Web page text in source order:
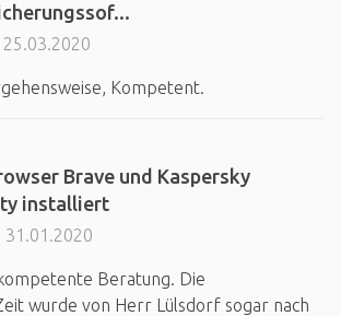
Kompetent.
Brave und Kaspersky
installiert
31.01.2020
Beratung. Die
wurde von Herr Lülsdorf sogar nach